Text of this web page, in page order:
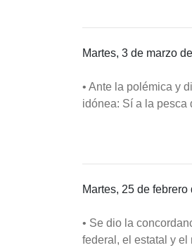
Martes, 3 de marzo
• Ante la polémica y
idónea: Sí a la
Martes, 25 de febrero
• Se dio la
federal, el estatal y el